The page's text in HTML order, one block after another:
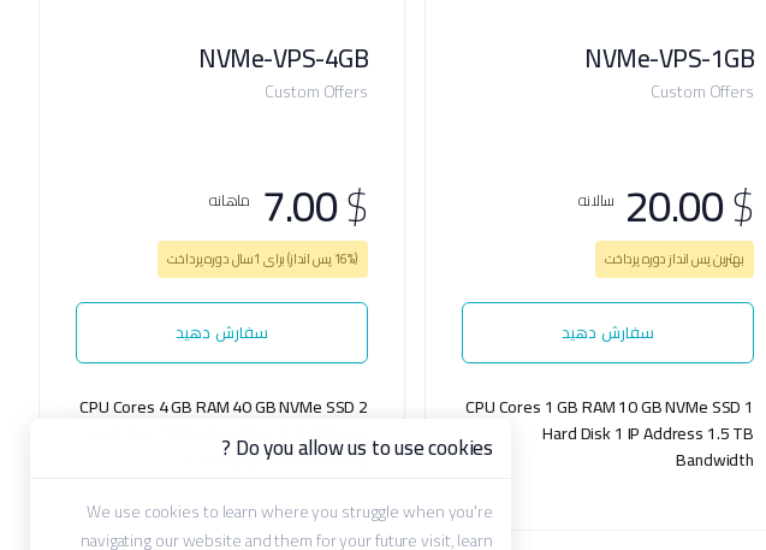
NVMe-VPS-1GB
Custom Offers
$
20.00 سالانه
بهترین پس انداز دوره پرداخت
سفارش دهید
1 CPU Cores
1 GB RAM10 GB NVMe SSD
Hard Disk1 IP Address1.5 TB
Bandwidth
NVMe-VPS-4GB
Custom Offers
$
7.00 ماهانه
(16% پس انداز) برای 1سال دوره پرداخت
سفارش دهید
2 CPU Cores
4 GB RAM40 GB NVMe SSD
1000 Mbps Port
2 IP Address
5TB BandwidthFree Ipv6
Do you allow us to use cookies ?
We use cookies to learn where you struggle when you're
navigating our website and them for your future visit, learn